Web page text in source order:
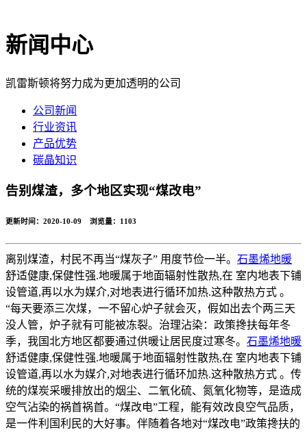
新闻中心
凯雷斯顿将努力成为更加透明的公司
公司新闻
行业资讯
产品优势
碳晶知识
告别煤渣，多个地区实现“煤改电”
更新时间：2020-10-09 浏览量： 1103
离别煤渣，村民不再当“煤灰子” 用度节俭一半。 石墨烯地暖
舒适健康,保健性强.地暖属于地面辐射性散热,在 室内地表下铺
设管道,再以水为媒介,对地表进行循环加热.这种散热方式 。
“每天要添三次煤，一不留心炉子就会灭，假如出去个两三天
没人管，炉子就有可能被冻裂。治理沾染：政策搀扶每年冬
季，我国北方地区都要通过供暖让居民度过寒冬。 石墨烯地暖
舒适健康,保健性强.地暖属于地面辐射性散热,在 室内地表下铺
设管道,再以水为媒介,对地表进行循环加热.这种散热方式 。传
统的煤炭采暖排放出的烟尘、二氧化硫、氮氧化物等，是造成
空气沾染的祸首祸首。“煤改电”工程，能有效改良空气品质，
是一件利国利民的大好事。伴随着各地对“煤改电”政策搀扶的